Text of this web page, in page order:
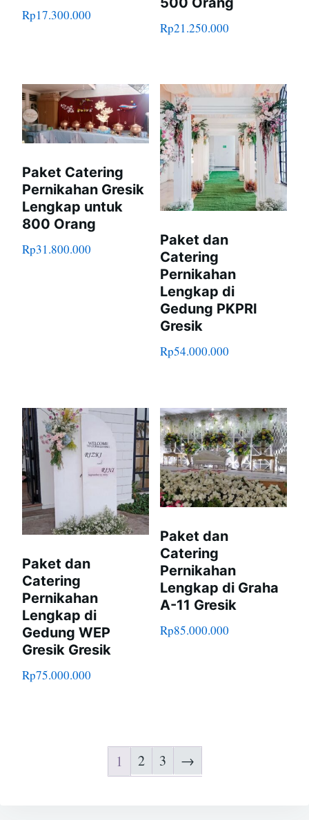
Rp17.300.000
Rp21.250.000
Paket Catering
Pernikahan Gresik
Lengkap untuk
800 Orang
Rp31.800.000
Paket dan
Catering
Pernikahan
Lengkap di
Gedung PKPRI
Gresik
Rp54.000.000
Paket dan
Catering
Pernikahan
Lengkap di
Gedung WEP
Gresik Gresik
Rp75.000.000
Paket dan
Catering
Pernikahan
Lengkap di Graha
A-11 Gresik
Rp85.000.000
1 2 3 →